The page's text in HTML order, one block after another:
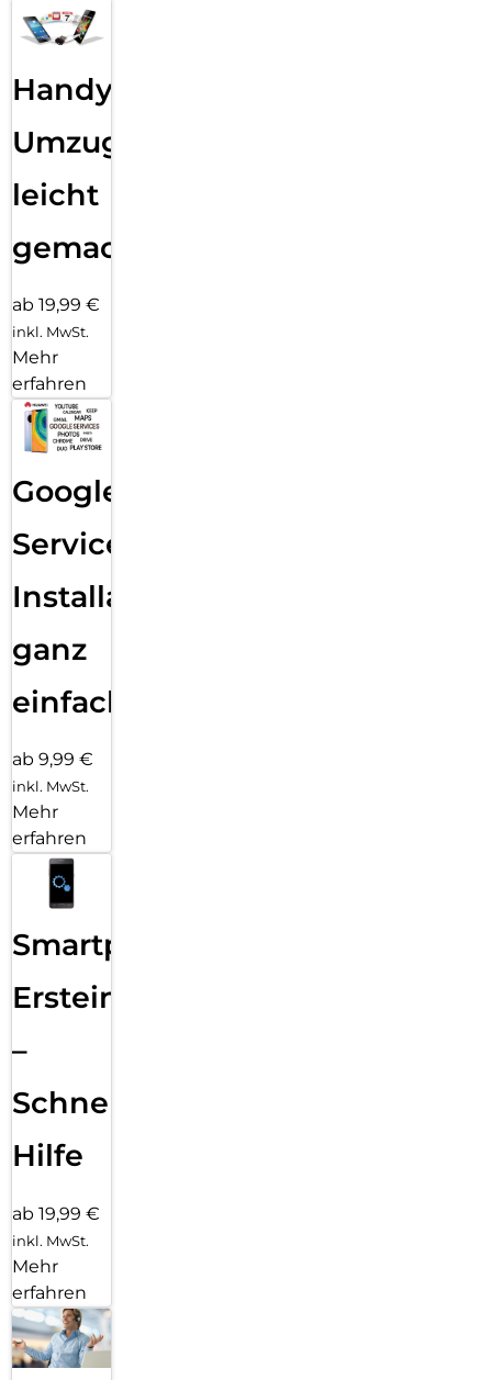
Handy
Umzug
leicht
gemacht!
ab 19,99 €
inkl. MwSt.
Mehr
erfahren
Google
Services
Installation
ganz
einfach
ab 9,99 €
inkl. MwSt.
Mehr
erfahren
Smartphone
Ersteinrichtung
–
Schnelle
Hilfe
ab 19,99 €
inkl. MwSt.
Mehr
erfahren